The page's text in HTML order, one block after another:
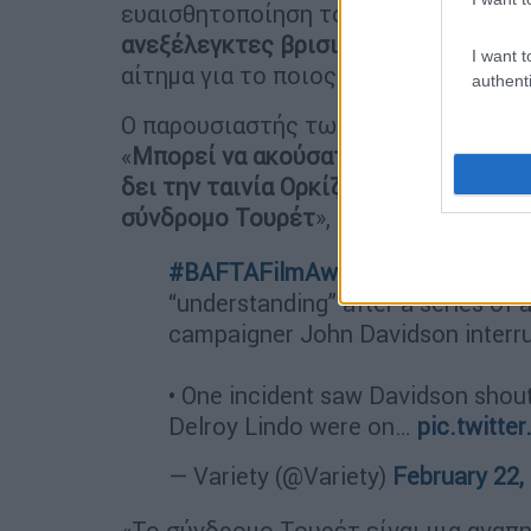
I want
ευαισθητοποίηση του κοινού. Ο
ανεξέλεγκτες βρισιές που
αίτημα για το ποιος φώναξε την
Ο παρουσιαστής των BAFTA, Alan
«Μπορεί να ακούσατε κάποια
δει την ταινία Ορκίζομαι, θα ξέρετε
σύνδρομο Τουρέτ», είπε στο κοινό.
#BAFTAFilmAwards
host Alan
“understanding” after a series of
campaigner John Davidson
• One incident saw Davidson
Delroy Lindo were on…
— Variety (@Variety) February 22,